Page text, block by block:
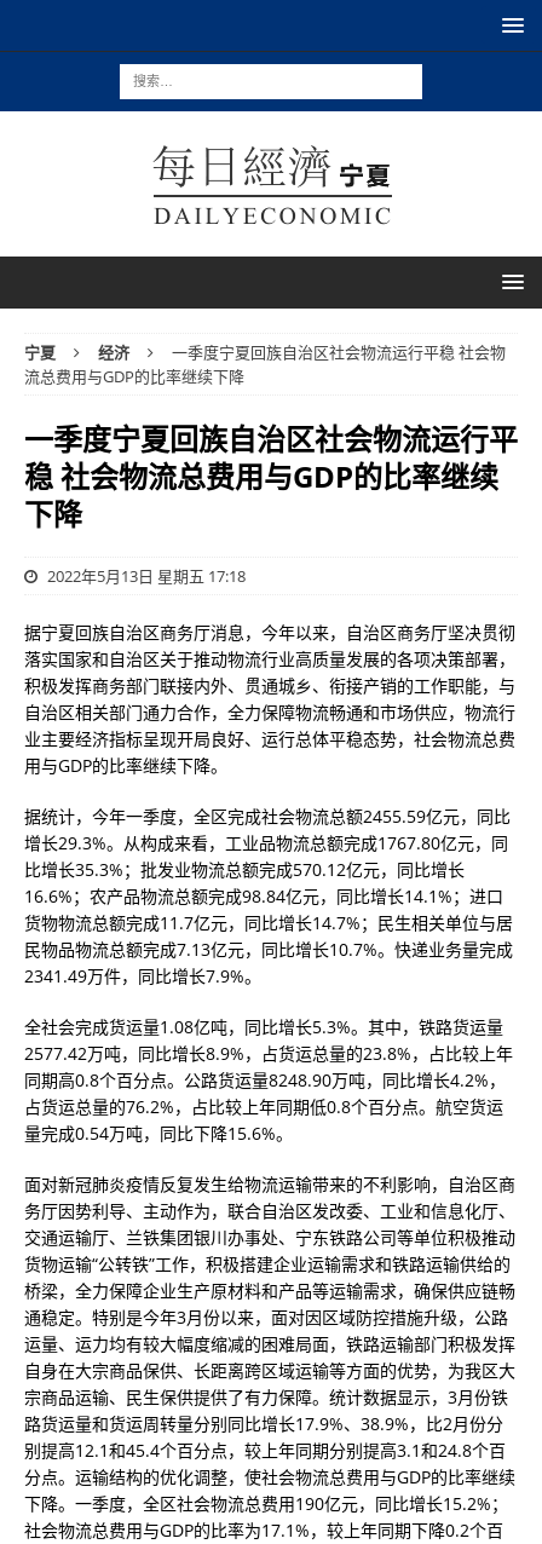
宁夏 经济
一季度宁夏回族自治区社会物流运行平稳 社会物
流总费用与GDP的比率继续下降
一季度宁夏回族自治区社会物流运行平
稳 社会物流总费用与GDP的比率继续
下降
2022年5月13日 星期五 17:18
据宁夏回族自治区商务厅消息，今年以来，自治区商务厅坚决贯彻
落实国家和自治区关于推动物流行业高质量发展的各项决策部署，
积极发挥商务部门联接内外、贯通城乡、衔接产销的工作职能， 与
自治区相关部门通力合作， 全力保障物流畅通和市场供应， 物流行
业主要经济指标呈现开局良好、 运行总体平稳态势，社会物流总费
用与GDP的比率继续下降。
据统计，今年一季度，全区完成社会物流总额2455.59亿元，同比
增长29.3%。从构成来看，工业品物流总额完成1767.80亿元，同
比增长35.3%；批发业物流总额完成570.12亿元，同比增长
16.6%；农产品物流总额完成98.84亿元，同比增长14.1%；进口
货物物流总额完成11.7亿元，同比增长14.7%；民生相关单位与居
民物品物流总额完成7.13亿元，同比增长10.7%。快递业务量完成
2341.49万件，同比增长7.9%。
全社会完成货运量1.08亿吨，同比增长5.3%。其中，铁路货运量
2577.42万吨，同比增长8.9%，占货运总量的23.8%，占比较上年
同期高0.8个百分点。公路货运量8248.90万吨，同比增长4.2%，
占货运总量的76.2%，占比较上年同期低0.8个百分点。航空货运
量完成0.54万吨，同比下降15.6%。
面对新冠肺炎疫情反复发生给物流运输带来的不利影响，自治区商
务厅因势利导、 主动作为， 联合自治区发改委、工业和信息化厅、
交通运输厅、兰铁集团银川办事处、宁东铁路公司等单位积极推动
货物运输“公转铁”工作， 积极搭建企业运输需求和铁路运输供给的
桥梁，全力保障企业生产原材料和产品等运输需求，确保供应链畅
通稳定。特别是今年3月份以来， 面对因区域防控措施升级，公路
运量、运力均有较大幅度缩减的困难局面， 铁路运输部门积极发挥
自身在大宗商品保供、长距离跨区域运输等方面的优势，为我区大
宗商品运输、民生保供提供了有力保障。 统计数据显示， 3月份铁
路货运量和货运周转量分别同比增长17.9%、38.9%，比2月份分
别提高12.1和45.4个百分点，较上年同期分别提高3.1和24.8个百
分点。 运输结构的优化调整， 使社会物流总费用与GDP的比率继续
下降。 一季度， 全区社会物流总费用190亿元，同比增长15.2%；
社会物流总费用与GDP的比率为17.1%，较上年同期下降0.2个百